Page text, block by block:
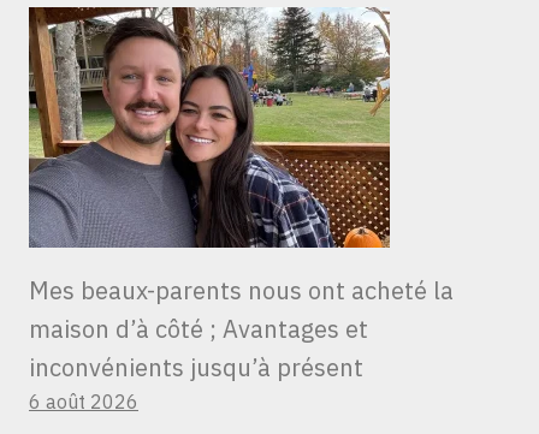
Mes beaux-parents nous ont acheté la
maison d’à côté ; Avantages et
inconvénients jusqu’à présent
6 août 2026